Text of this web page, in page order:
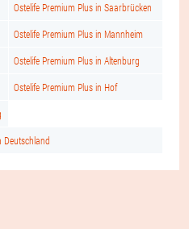
Ostelife Premium Plus in Saarbrücken
Ostelife Premium Plus in Mannheim
Ostelife Premium Plus in Altenburg
Ostelife Premium Plus in Hof
Deutschland